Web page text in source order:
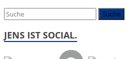
JENS IST SOCIAL.